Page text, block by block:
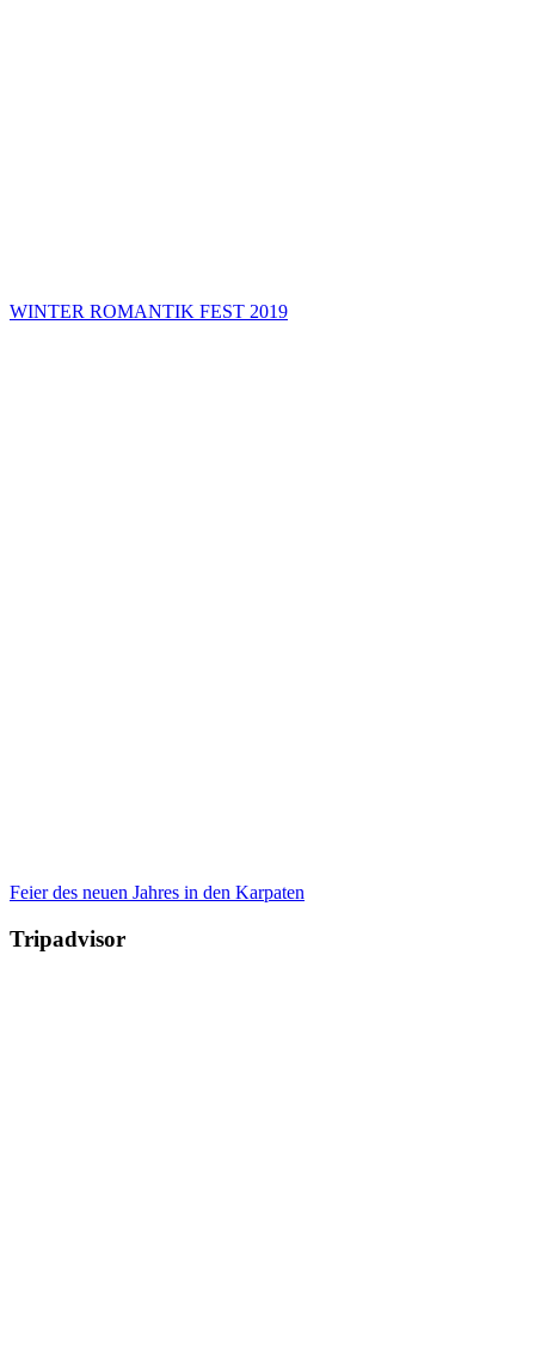
WINTER ROMANTIK FEST 2019
Feier des neuen Jahres in den Karpaten
Tripadvisor